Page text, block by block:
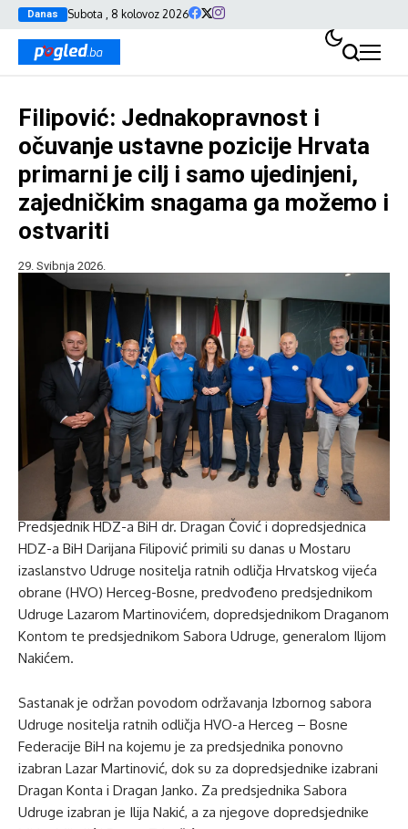
Danas Subota , 8 kolovoz 2026
Filipović: Jednakopravnost i
očuvanje ustavne pozicije Hrvata
primarni je cilj i samo ujedinjeni,
zajedničkim snagama ga možemo i
ostvariti
29. Svibnja 2026.
Predsjednik HDZ-a BiH dr. Dragan Čović i dopredsjednica
HDZ-a BiH Darijana Filipović primili su danas u Mostaru
izaslanstvo Udruge nositelja ratnih odličja Hrvatskog vijeća
obrane (HVO) Herceg-Bosne, predvođeno predsjednikom
Udruge Lazarom Martinovićem, dopredsjednikom Draganom
Kontom te predsjednikom Sabora Udruge, generalom Ilijom
Nakićem.
Sastanak je održan povodom održavanja Izbornog sabora
Udruge nositelja ratnih odličja HVO-a Herceg – Bosne
Federacije BiH na kojemu je za predsjednika ponovno
izabran Lazar Martinović, dok su za dopredsjednike izabrani
Dragan Konta i Dragan Janko. Za predsjednika Sabora
Udruge izabran je Ilija Nakić, a za njegove dopredsjednike